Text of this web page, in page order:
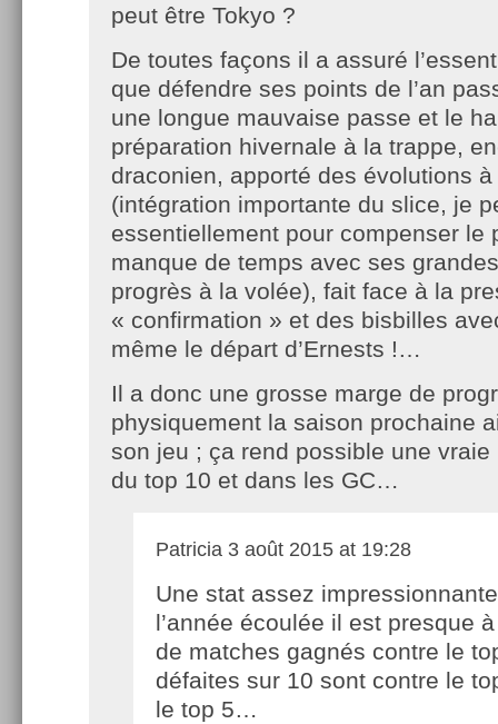
peut être Tokyo ?
De toutes façons il a assuré
que défendre ses points de l’an
une longue mauvaise passe et le
préparation hivernale à la trappe,
draconien, apporté des évolutions
(intégration importante du slice, je
essentiellement pour compenser le
manque de temps avec ses
progrès à la volée), fait face à la
« confirmation » et des bisbilles
même le départ d’Ernests !…
Il a donc une grosse marge de
physiquement la saison prochaine
son jeu ; ça rend possible une vraie
du top 10 et dans les GC…
Patricia 3 août 2015 at 19:28
Une stat assez
l’année écoulée il est presque
de matches gagnés contre le
défaites sur 10 sont contre le
le top 5…